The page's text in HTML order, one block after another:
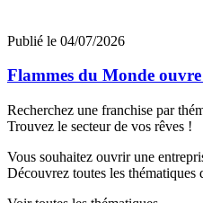
Publié le 04/07/2026
Flammes du Monde
Recherchez une franchise par
Trouvez le secteur de vos rêves !
Vous souhaitez ouvrir une
Découvrez toutes les thématiques